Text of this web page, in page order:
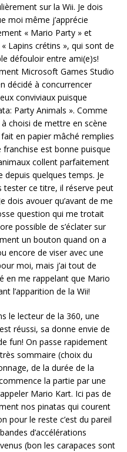
sur la Wii. Je dois
moi même j’apprécie
« Mario Party » et
Lapins crétins », qui sont de
défouloir entre ami(e)s!
Microsoft Games Studio
décidé à concurrencer
conviviaux puisque
Party Animals ». Comme
choisi de mettre en scène
en papier mâché remplies
franchise est bonne puisque
collent parfaitement
depuis quelques temps. Je
tester ce titre, il réserve peut
dois avouer qu’avant de me
question qui me trotait
possible de s’éclater sur
un bouton quand on a
encore de viser avec une
moi, mais j’ai tout de
en me rappelant que Mario
l’apparition de la Wii!
le lecteur de la 360, une
réussi, sa donne envie de
fun! On passe rapidement
sommaire (choix du
de la durée de la
la partie par une
Mario Kart. Ici pas de
nos pinatas qui courent
pour le reste c’est du pareil
d’accélérations
(bon les carapaces sont